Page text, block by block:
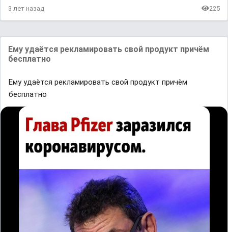
3 лет назад 225
Ему удаётся рекламировать свой продукт причём
бесплатно
Ему удаётся рекламировать свой продукт причём
бесплатно